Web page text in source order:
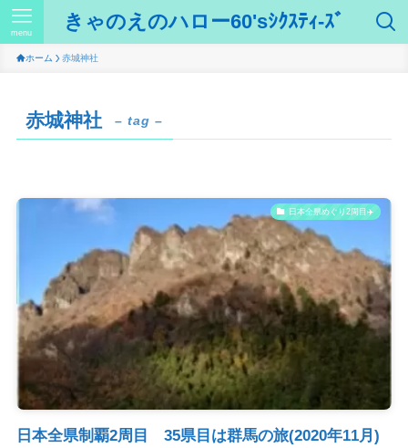
きゃのえのハロー60'sｼｸｽﾃｨ-ｽﾞ
menu
ホーム 赤城神社
赤城神社 – tag –
日本全県めぐり2周目✈️
日本全県制覇2周目 35県目は群馬の旅(2020年11月)